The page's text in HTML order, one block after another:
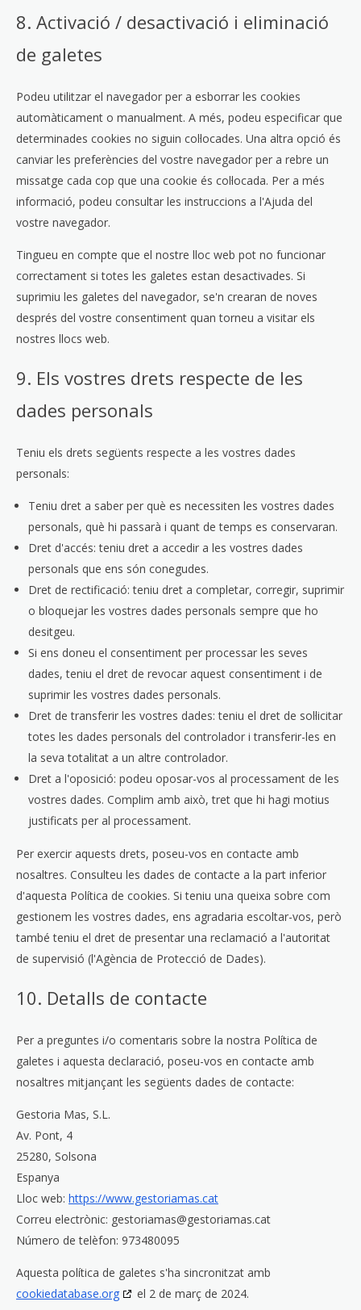
8. Activació / desactivació i eliminació
de galetes
Podeu utilitzar el navegador per a esborrar les cookies
automàticament o manualment. A més, podeu especificar que
determinades cookies no siguin col·locades. Una altra opció és
canviar les preferències del vostre navegador per a rebre un
missatge cada cop que una cookie és col·locada. Per a més
informació, podeu consultar les instruccions a l'Ajuda del
vostre navegador.
Tingueu en compte que el nostre lloc web pot no funcionar
correctament si totes les galetes estan desactivades. Si
suprimiu les galetes del navegador, se'n crearan de noves
després del vostre consentiment quan torneu a visitar els
nostres llocs web.
9. Els vostres drets respecte de les
dades personals
Teniu els drets següents respecte a les vostres dades
personals:
Teniu dret a saber per què es necessiten les vostres dades
personals, què hi passarà i quant de temps es conservaran.
Dret d'accés: teniu dret a accedir a les vostres dades
personals que ens són conegudes.
Dret de rectificació: teniu dret a completar, corregir, suprimir
o bloquejar les vostres dades personals sempre que ho
desitgeu.
Si ens doneu el consentiment per processar les seves
dades, teniu el dret de revocar aquest consentiment i de
suprimir les vostres dades personals.
Dret de transferir les vostres dades: teniu el dret de sol·licitar
totes les dades personals del controlador i transferir-les en
la seva totalitat a un altre controlador.
Dret a l'oposició: podeu oposar-vos al processament de les
vostres dades. Complim amb això, tret que hi hagi motius
justificats per al processament.
Per exercir aquests drets, poseu-vos en contacte amb
nosaltres. Consulteu les dades de contacte a la part inferior
d'aquesta Política de cookies. Si teniu una queixa sobre com
gestionem les vostres dades, ens agradaria escoltar-vos, però
també teniu el dret de presentar una reclamació a l'autoritat
de supervisió (l'Agència de Protecció de Dades).
10. Detalls de contacte
Per a preguntes i/o comentaris sobre la nostra Política de
galetes i aquesta declaració, poseu-vos en contacte amb
nosaltres mitjançant les següents dades de contacte:
Gestoria Mas, S.L.
Av. Pont, 4
25280, Solsona
Espanya
Lloc web: https://www.gestoriamas.cat
Correu electrònic: gestoriamas@gestoriamas.cat
Número de telèfon: 973480095
Aquesta política de galetes s'ha sincronitzat amb
cookiedatabase.org
el 2 de març de 2024.